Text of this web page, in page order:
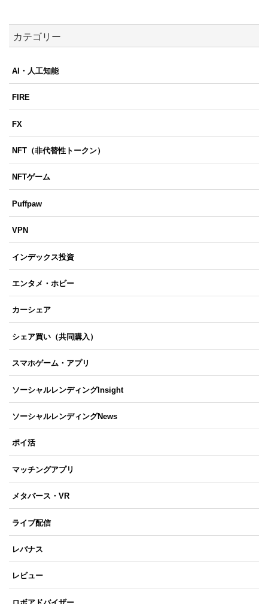
カテゴリー
AI・人工知能
FIRE
FX
NFT（非代替性トークン）
NFTゲーム
Puffpaw
VPN
インデックス投資
エンタメ・ホビー
カーシェア
シェア買い（共同購入）
スマホゲーム・アプリ
ソーシャルレンディングInsight
ソーシャルレンディングNews
ポイ活
マッチングアプリ
メタバース・VR
ライブ配信
レバナス
レビュー